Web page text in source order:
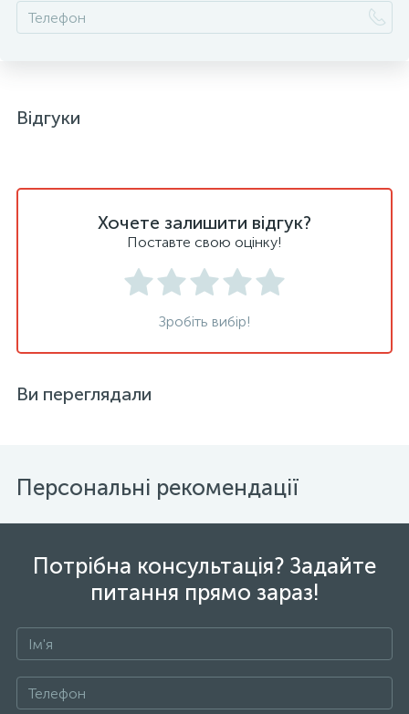
Відгуки
Хочете залишити відгук?
Поставте свою оцінку!
Зробіть вибір!
Ви переглядали
Персональні рекомендації
Потрібна консультація? Задайте
питання прямо зараз!